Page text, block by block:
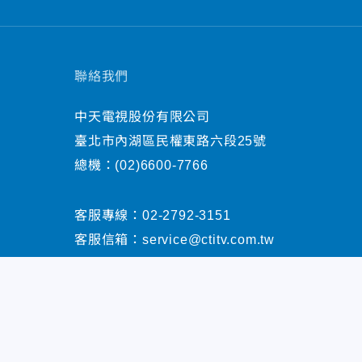
聯絡我們
中天電視股份有限公司
臺北市內湖區民權東路六段25號
總機： (02)6600-7766
客服專線： 02-2792-3151
客服信箱： service@ctitv.com.tw